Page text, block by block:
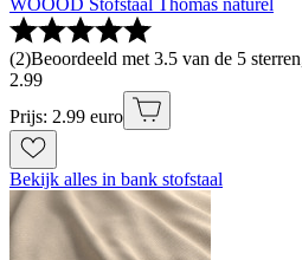
(2)Beoordeeld met 3.5 van de 5
2.99
Prijs: 2.99 euro
Bekijk alles in bank stofstaal